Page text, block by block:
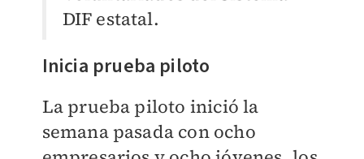
DIF estatal.
Inicia prueba piloto
La prueba piloto inició la
semana pasada con ocho